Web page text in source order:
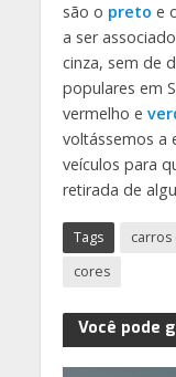
são o preto e
a ser
cinza, sem de
populares em
vermelho e
voltássemos a
veículos para
retirada de
Tags
cores
Você pode